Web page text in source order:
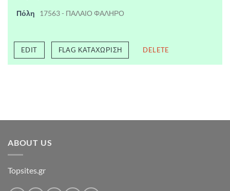
Πόλη 17563 - ΠΑΛΑΙΟ ΦΑΛΗΡΟ
EDIT FLAG ΚΑΤΑΧΏΡΙΣΗ DELETE
ABOUT US
Topsites.gr